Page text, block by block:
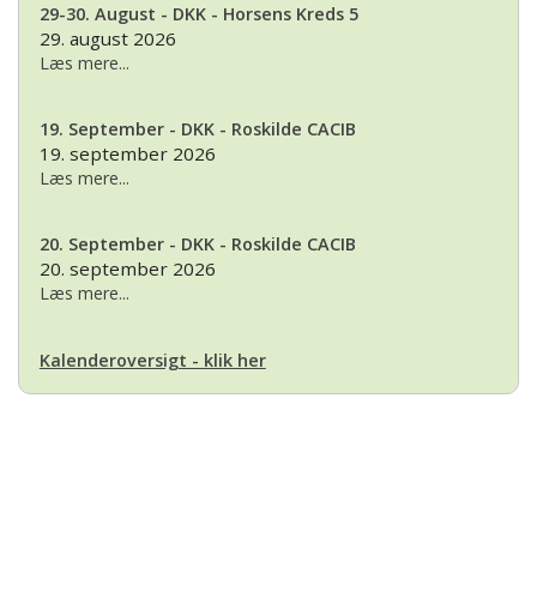
29-30. August - DKK - Horsens Kreds 5
29. august 2026
Læs mere...
19. September - DKK - Roskilde CACIB
19. september 2026
Læs mere...
20. September - DKK - Roskilde CACIB
20. september 2026
Læs mere...
Kalenderoversigt - klik her